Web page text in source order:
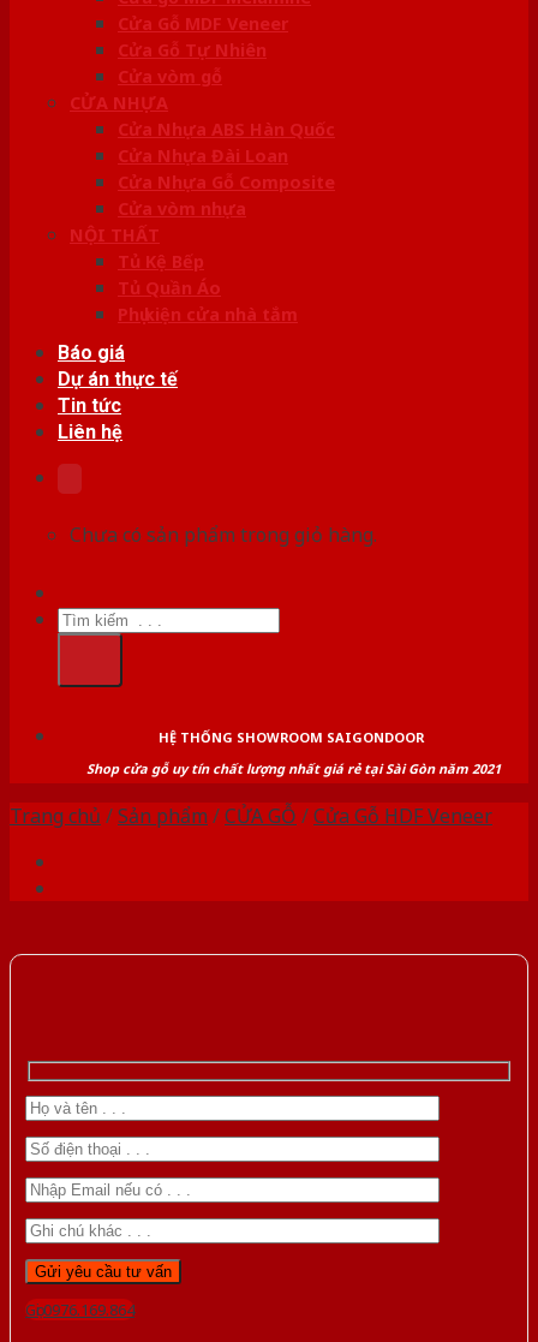
Cửa Gỗ MDF Veneer
Cửa Gỗ Tự Nhiên
Cửa vòm gỗ
CỬA NHỰA
Cửa Nhựa ABS Hàn Quốc
Cửa Nhựa Đài Loan
Cửa Nhựa Gỗ Composite
Cửa vòm nhựa
NỘI THẤT
Tủ Kệ Bếp
Tủ Quần Áo
Phụ kiện cửa nhà tắm
Báo giá
Dự án thực tế
Tin tức
Liên hệ
Chưa có sản phẩm trong giỏ hàng.
Tìm
kiếm:
HỆ THỐNG SHOWROOM SAIGONDOOR
Shop cửa gỗ uy tín chất lượng nhất giá rẻ tại Sài Gòn năm 2021
Trang chủ /Sản phẩm /CỬA GỖ /Cửa Gỗ HDF Veneer
Gọi 0976.169.864